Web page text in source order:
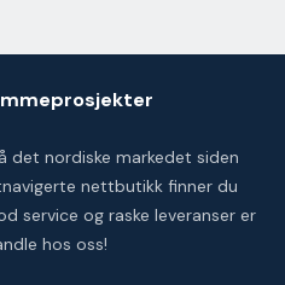
det nordiske markedet siden
nettbutikk finner du
service og raske leveranser er
hos oss!